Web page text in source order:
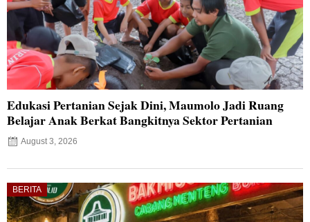
Edukasi Pertanian Sejak Dini, Maumolo Jadi Ruang
Belajar Anak Berkat Bangkitnya Sektor Pertanian
August 3, 2026
BERITA